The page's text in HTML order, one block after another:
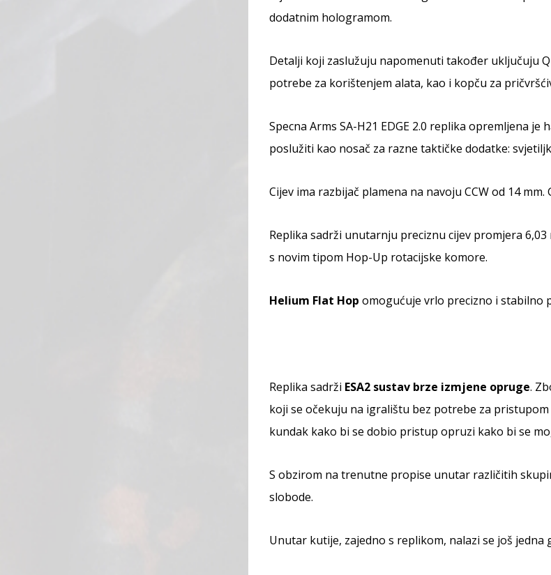
dodatnim hologramom.
Detalji koji zaslužuju napomenuti također uključuju
potrebe za korištenjem alata, kao i kopču za
Specna Arms SA-H21 EDGE 2.0 replika opremljena
poslužiti kao nosač za razne taktičke dodatke:
Cijev ima razbijač plamena na navoju CCW od 14
Replika sadrži unutarnju preciznu cijev promjera
s novim tipom Hop-Up rotacijske komore.
Helium Flat Hop omogućuje vrlo precizno i stabilno
Replika sadrži ESA2 sustav brze izmjene opruge.
koji se očekuju na igralištu bez potrebe za
kundak kako bi se dobio pristup opruzi kako bi se
S obzirom na trenutne propise unutar različitih
slobode.
Unutar kutije, zajedno s replikom, nalazi se još jedna